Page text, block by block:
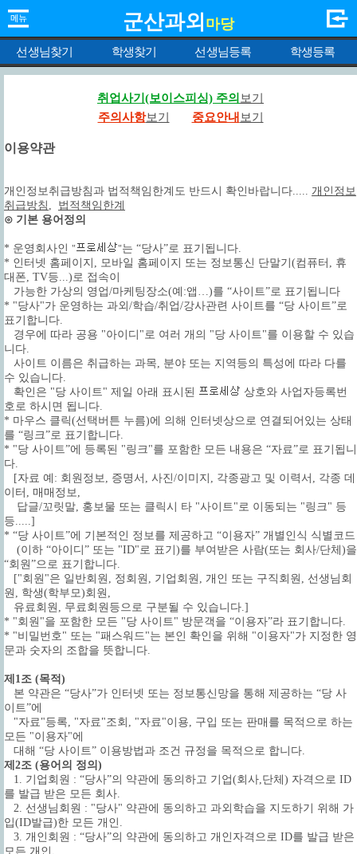
군산과외 마당
선생님찾기 학생찾기 선생님등록 학생등록
취업사기(보이스피싱) 주의 보기
주의사항보기 중요안내 보기
이용약관
개인정보취급방침과 법적책임한계도 반드시 확인바랍니다..... 개인정보
취급방침 , 법적책임한계
⊙ 기본 용어정의
* 운영회사인 " "는 “당사”로 표기됩니다.
* 인터넷 홈페이지, 모바일 홈페이지 또는 정보통신 단말기(컴퓨터, 휴
대폰, TV등...)로 접속이
가능한 가상의 영업/마케팅장소(예:앱…)를 “사이트”로 표기됩니다
* "당사"가 운영하는 과외/학습/취업/강사관련 사이트를 “당 사이트”로
표기합니다.
경우에 따라 공용 "아이디"로 여러 개의 "당 사이트"를 이용할 수 있습
니다.
사이트 이름은 취급하는 과목, 분야 또는 지역등의 특성에 따라 다를
수 있습니다.
확인은 "당 사이트" 제일 아래 표시된
상호와 사업자등록번
호로 하시면 됩니다.
* 마우스 클릭(선택버튼 누름)에 의해 인터넷상으로 연결되어있는 상태
를 “링크”로 표기합니다.
* "당 사이트”에 등록된 "링크"를 포함한 모든 내용은 “자료”로 표기됩니
다.
[자료 예: 회원정보, 증명서, 사진/이미지, 각종광고 및 이력서, 각종 데
이터, 매매정보,
답글/꼬릿말, 홍보물 또는 클릭시 타 "사이트"로 이동되는 "링크" 등
등.....]
* “당 사이트”에 기본적인 정보를 제공하고 “이용자” 개별인식 식별코드
(이하 “아이디” 또는 "ID"로 표기)를 부여받은 사람(또는 회사/단체)을
“회원”으로 표기합니다.
["회원"은 일반회원, 정회원, 기업회원, 개인 또는 구직회원, 선생님회
원, 학생(학부모)회원,
유료회원, 무료회원등으로 구분될 수 있습니다.]
* "회원"을 포함한 모든 "당 사이트" 방문객을 “이용자”라 표기합니다.
* "비밀번호" 또는 "패스워드"는 본인 확인을 위해 "이용자"가 지정한 영
문과 숫자의 조합을 뜻합니다.
제1조 (목적)
본 약관은 “당사”가 인터넷 또는 정보통신망을 통해 제공하는 “당 사
이트”에
"자료"등록, "자료"조회, "자료"이용, 구입 또는 판매를 목적으로 하는
모든 "이용자"에
대해 “당 사이트” 이용방법과 조건 규정을 목적으로 합니다.
제2조 (용어의 정의)
1. 기업회원 : “당사”의 약관에 동의하고 기업(회사,단체) 자격으로 ID
를 발급 받은 모든 회사.
2. 선생님회원 : "당사" 약관에 동의하고 과외학습을 지도하기 위해 가
입(ID발급)한 모든 개인.
3. 개인회원 : “당사”의 약관에 동의하고 개인자격으로 ID를 발급 받은
모든 개인.